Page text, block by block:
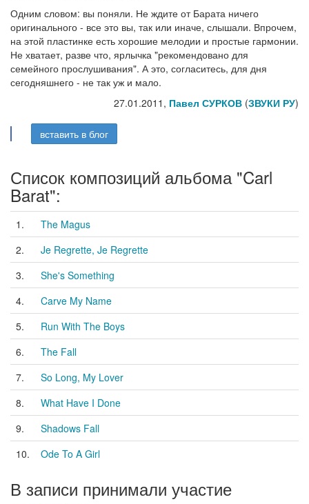
Одним словом: вы поняли. Не ждите от Барата ничего
оригинального - все это вы, так или иначе, слышали. Впрочем,
на этой пластинке есть хорошие мелодии и простые гармонии.
Не хватает, разве что, ярлычка "рекомендовано для
семейного прослушивания". А это, согласитесь, для дня
сегодняшнего - не так уж и мало.
27.01.2011, Павел СУРКОВ (ЗВУКИ РУ)
вставить в блог
Список композиций альбома "Carl
Barat":
1.
The Magus
2.
Je Regrette, Je Regrette
3.
She's Something
4.
Carve My Name
5.
Run With The Boys
6.
The Fall
7.
So Long, My Lover
8.
What Have I Done
9.
Shadows Fall
10.
Ode To A Girl
В записи принимали участие